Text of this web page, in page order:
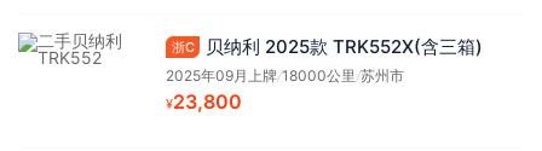
浙C 贝纳利 2025款 TRK552X(含三箱)
2025年09月上牌/18000公里 /苏州市
¥23,800